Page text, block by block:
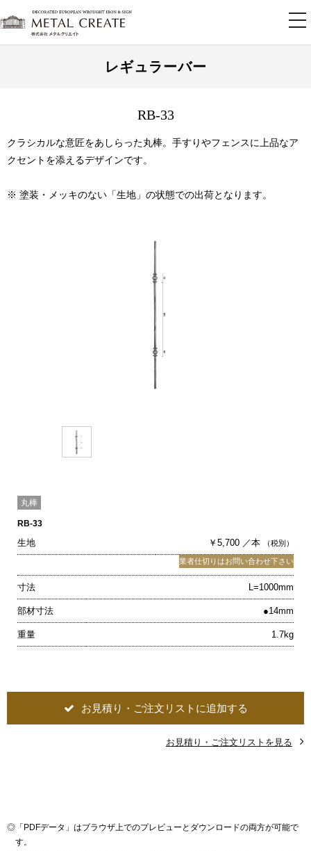
レギュラーバー
RB-33
クラシカルな意匠をあしらった丸棒。手すりやフェンスに上品なア
クセントを添えるデザインです。
※ 塗装・メッキのない「生地」の状態での出荷となります。
丸棒
RB-33
生地 ￥5,700 ／本 （税別）
業者仕切りはお問い合わせ下さい
寸法 L=1000mm
部材寸法 ●14mm
重量 1.7kg
お見積り・ご注文リストに追加する
お見積り・ご注文リストを見る
◎ 「PDFデータ」はブラウザ上でのプレビューとダウンロードの両方が可能で
す。